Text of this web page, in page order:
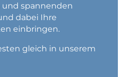
spannenden
dabei Ihre
einbringen.
gleich in unserem